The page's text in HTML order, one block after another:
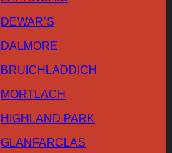
DEWAR’S
DALMORE
BRUICHLADDICH
MORTLACH
HIGHLAND PARK
GLANFARCLAS